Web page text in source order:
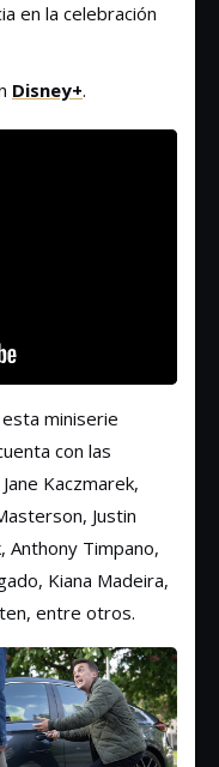
en la celebración
Disney+.
miniserie
con las
Kaczmarek,
Justin
Anthony Timpano,
Kiana Madeira,
entre otros.